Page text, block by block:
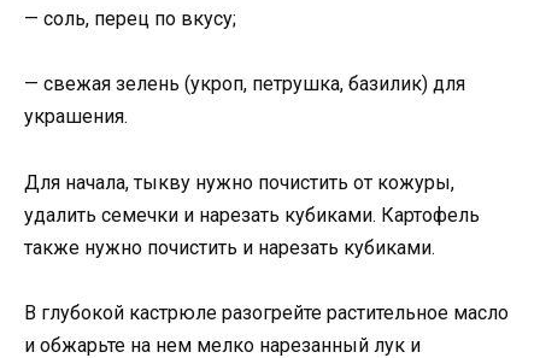
— соль, перец по вкусу;
— свежая зелень (укроп, петрушка, базилик) для
украшения.
Для начала, тыкву нужно почистить от кожуры,
удалить семечки и нарезать кубиками. Картофель
также нужно почистить и нарезать кубиками.
В глубокой кастрюле разогрейте растительное масло
и обжарьте на нем мелко нарезанный лук и